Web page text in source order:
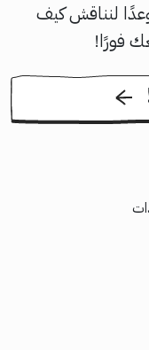
لنناقش كيف
فورًا!